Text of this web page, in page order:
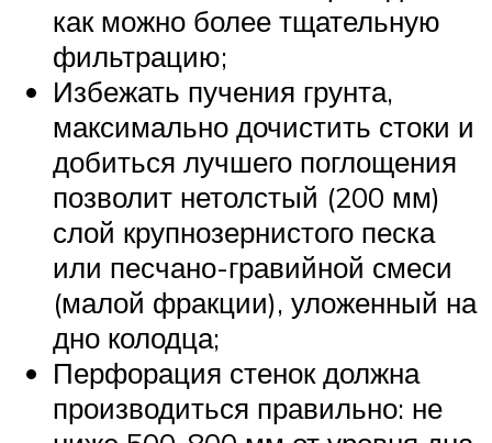
как можно более тщательную
фильтрацию;
Избежать пучения грунта,
максимально дочистить стоки и
добиться лучшего поглощения
позволит нетолстый (200 мм)
слой крупнозернистого песка
или песчано-гравийной смеси
(малой фракции), уложенный на
дно колодца;
Перфорация стенок должна
производиться правильно: не